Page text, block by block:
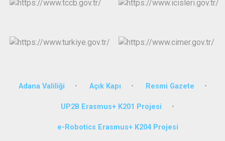
Adana Valiliği Açık Kapı Resmi Gazete
UP2B Erasmus+ K201 Projesi
e-Robotics Erasmus+ K204 Projesi